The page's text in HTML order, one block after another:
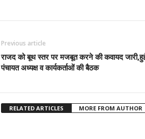
Previous article
राजद को बूथ स्तर पर मजबूत करने की कवायद
पंचायत अध्यक्ष व कार्यकर्ताओं की बैठक
RELATED ARTICLES MORE FROM AUTHOR